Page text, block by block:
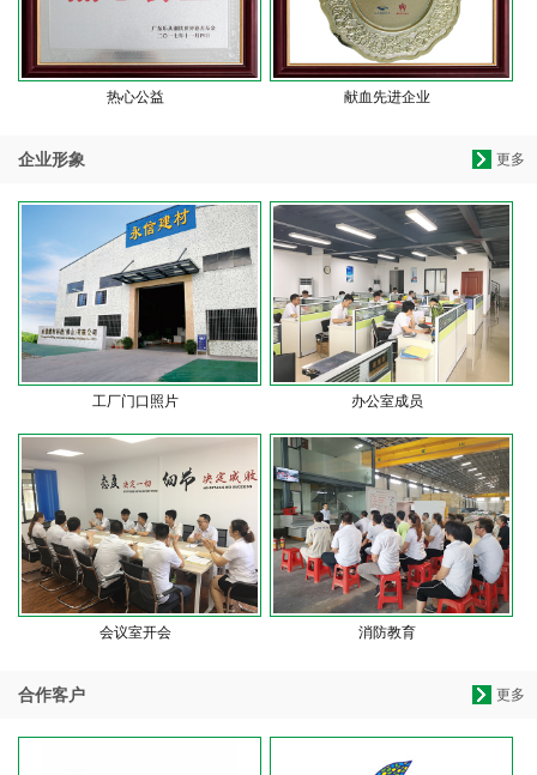
热心公益 献血先进企业
更多
企业形象
工厂门口照片 办公室成员
会议室开会 消防教育
更多
合作客户